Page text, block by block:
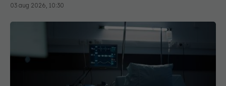
03 aug 2026, 10:30